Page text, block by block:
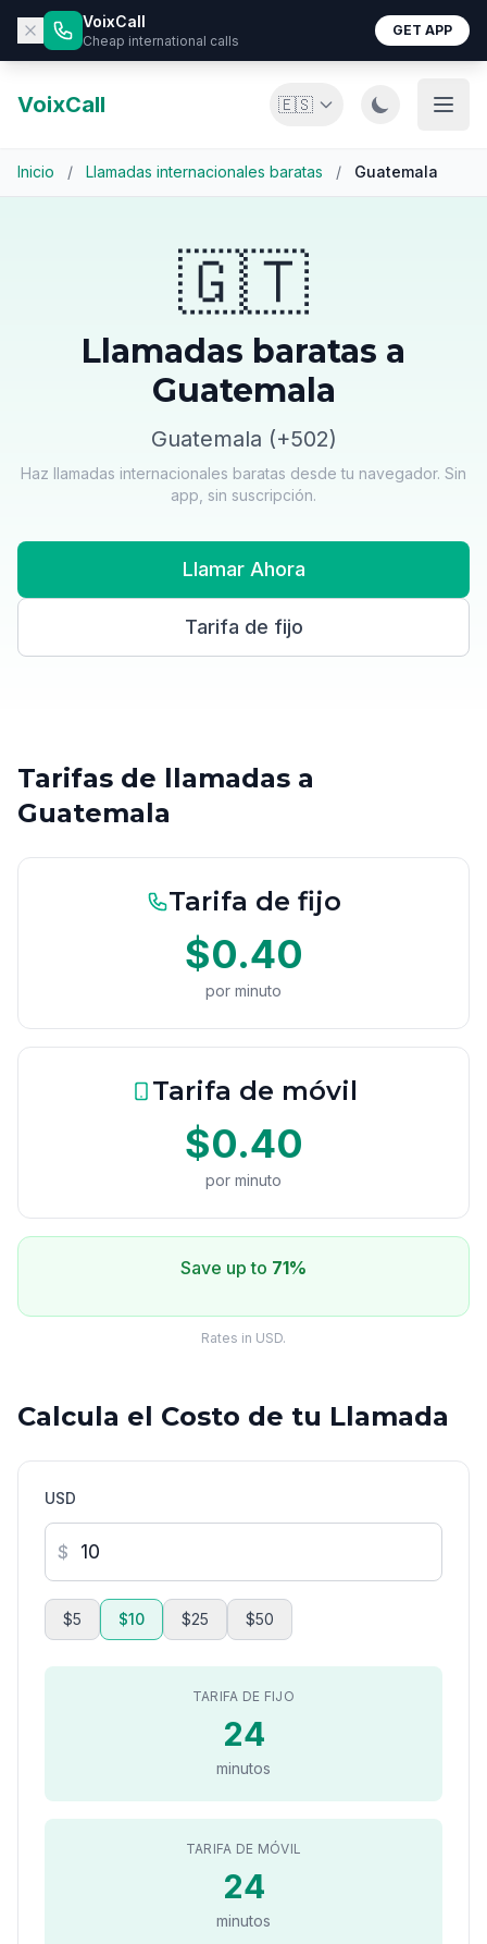
VoixCall
Cheap international calls
GET APP
VoixCall 🇪🇸
Inicio / Llamadas internacionales baratas / Guatemala
🇬🇹
Llamadas baratas a
Guatemala
Guatemala (+502)
Haz llamadas internacionales baratas desde tu navegador. Sin
app, sin suscripción.
Llamar Ahora
Tarifa de fijo
Tarifas de llamadas a
Guatemala
Tarifa de fijo
$0.40
por minuto
Tarifa de móvil
$0.40
por minuto
Save up to 71%
Rates in USD.
Calcula el Costo de tu Llamada
USD
$
$5 $10 $25 $50
TARIFA DE FIJO
24
minutos
TARIFA DE MÓVIL
24
minutos